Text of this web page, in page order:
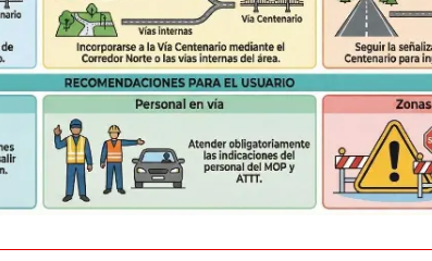
Un fuerte terremoto
7,1 se registró este
julio en la prefectura
al sur de Japón,